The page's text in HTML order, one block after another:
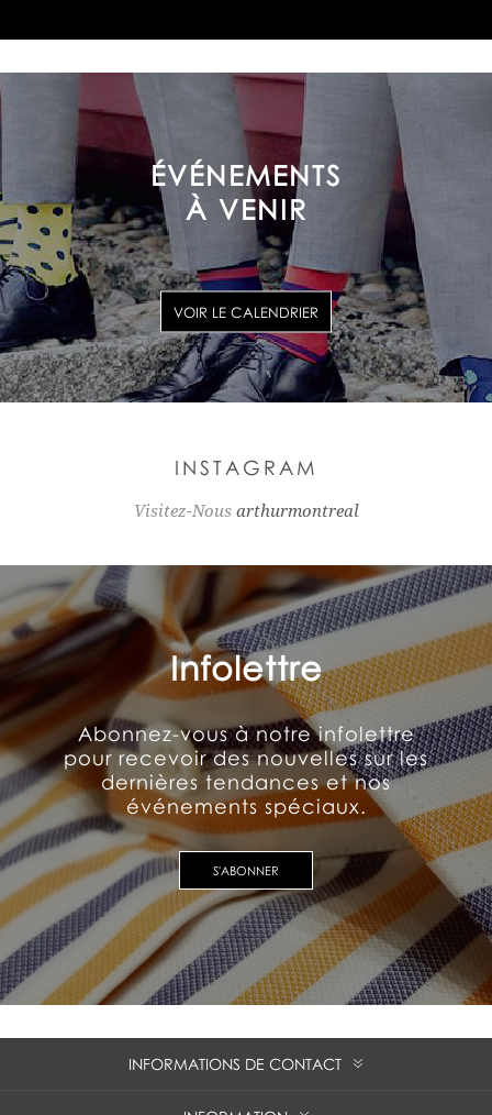
ÉVÉNEMENTS
À VENIR
VOIR LE CALENDRIER
INSTAGRAM
Visitez-Nous arthurmontreal
Infolettre
Abonnez-vous à notre infolettre
pour recevoir des nouvelles sur les
dernières tendances et nos
événements spéciaux.
S'ABONNER
INFORMATIONS DE CONTACT